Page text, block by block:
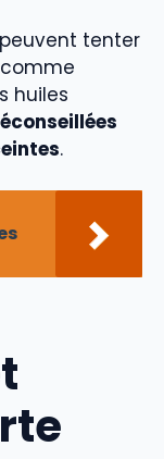
tenter
comme
huiles
.